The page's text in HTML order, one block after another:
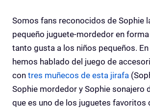
Somos fans reconocidos de Sophie
pequeño juguete-mordedor en
tanto gusta a los niños pequeños.
hemos hablado del juego de
con tres muñecos de esta jirafa
Sophie mordedor y Sophie sonajero
que es uno de los juguetes favoritos